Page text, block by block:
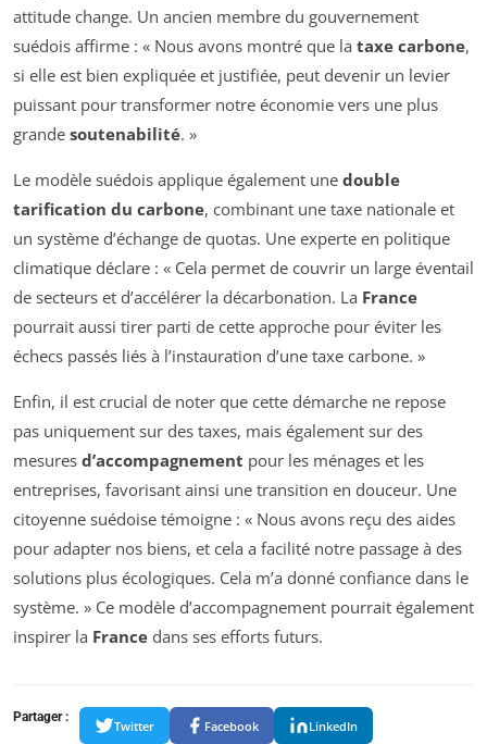
attitude change. Un ancien membre du gouvernement
suédois affirme : « Nous avons montré que la taxe carbone,
si elle est bien expliquée et justifiée, peut devenir un levier
puissant pour transformer notre économie vers une plus
grande soutenabilité. »
Le modèle suédois applique également une double
tarification du carbone, combinant une taxe nationale et
un système d’échange de quotas. Une experte en politique
climatique déclare : « Cela permet de couvrir un large éventail
de secteurs et d’accélérer la décarbonation. La France
pourrait aussi tirer parti de cette approche pour éviter les
échecs passés liés à l’instauration d’une taxe carbone. »
Enfin, il est crucial de noter que cette démarche ne repose
pas uniquement sur des taxes, mais également sur des
mesures d’accompagnement pour les ménages et les
entreprises, favorisant ainsi une transition en douceur. Une
citoyenne suédoise témoigne : « Nous avons reçu des aides
pour adapter nos biens, et cela a facilité notre passage à des
solutions plus écologiques. Cela m’a donné confiance dans le
système. » Ce modèle d’accompagnement pourrait également
inspirer la France dans ses efforts futurs.
Partager :
Twitter Facebook LinkedIn